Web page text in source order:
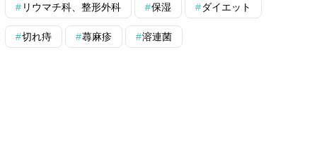
リウマチ科、整形外科 保湿 ダイエット
切れ痔 蕁麻疹 溶連菌